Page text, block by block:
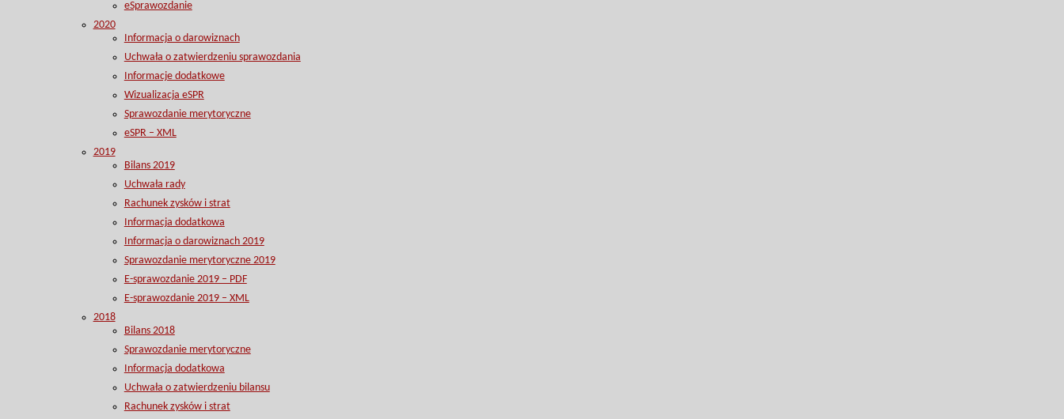
eSprawozdanie
2020
Informacja o darowiznach
Uchwała o zatwierdzeniu sprawozdania
Informacje dodatkowe
Wizualizacja eSPR
Sprawozdanie merytoryczne
eSPR – XML
2019
Bilans 2019
Uchwała rady
Rachunek zysków i strat
Informacja dodatkowa
Informacja o darowiznach 2019
Sprawozdanie merytoryczne 2019
E-sprawozdanie 2019 – PDF
E-sprawozdanie 2019 – XML
2018
Bilans 2018
Sprawozdanie merytoryczne
Informacja dodatkowa
Uchwała o zatwierdzeniu bilansu
Rachunek zysków i strat